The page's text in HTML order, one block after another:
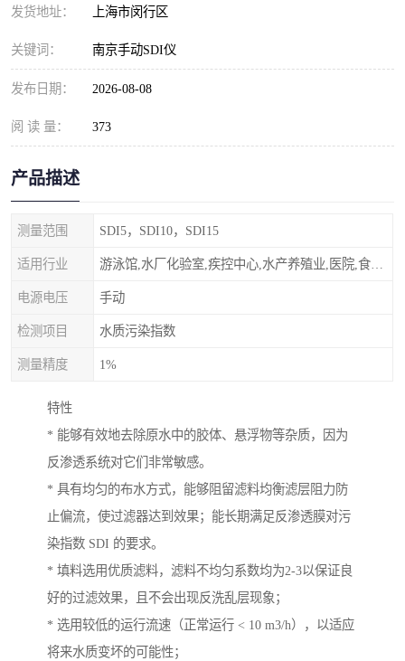
发货地址： 上海市闵行区
关键词： 南京手动SDI仪
发布日期： 2026-08-08
阅 读 量： 373
产品描述
测量范围 SDI5，SDI10，SDI15
适用行业
电源电压 手动
检测项目 水质污染指数
测量精度 1%
特性
* 能够有效地去除原水中的胶体、悬浮物等杂质，因为
反渗透系统对它们非常敏感。
* 具有均匀的布水方式，能够阻留滤料均衡滤层阻力防
止偏流，使过滤器达到效果；能长期满足反渗透膜对污
染指数 SDI 的要求。
* 填料选用优质滤料，滤料不均匀系数均为2-3以保证良
好的过滤效果，且不会出现反洗乱层现象；
* 选用较低的运行流速（正常运行 < 10 m3/h），以适应
将来水质变坏的可能性；